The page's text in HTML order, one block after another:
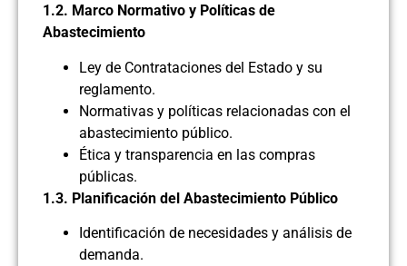
1.2. Marco Normativo y Políticas de
Abastecimiento
Ley de Contrataciones del Estado y su
reglamento.
Normativas y políticas relacionadas con el
abastecimiento público.
Ética y transparencia en las compras
públicas.
1.3. Planificación del Abastecimiento Público
Identificación de necesidades y análisis de
demanda.